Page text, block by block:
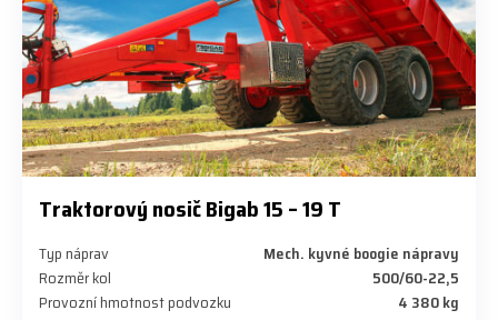
Traktorový nosič Bigab 15 – 19 T
Typ náprav
Mech. kyvné boogie nápravy
Rozměr kol
500/60-22,5
Provozní hmotnost podvozku
4 380 kg